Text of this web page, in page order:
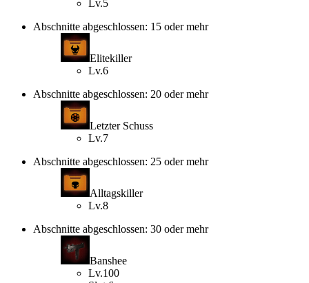
Lv.5
Abschnitte abgeschlossen: 15 oder mehr
Elitekiller
Lv.6
Abschnitte abgeschlossen: 20 oder mehr
Letzter Schuss
Lv.7
Abschnitte abgeschlossen: 25 oder mehr
Alltagskiller
Lv.8
Abschnitte abgeschlossen: 30 oder mehr
Banshee
Lv.100